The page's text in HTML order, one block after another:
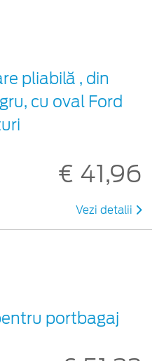
pliabilă , din
cu oval Ford
€ 41,96
Vezi detalii
portbagaj